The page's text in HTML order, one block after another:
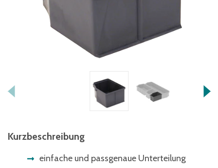
Kurzbeschreibung
einfache und passgenaue Unterteilung